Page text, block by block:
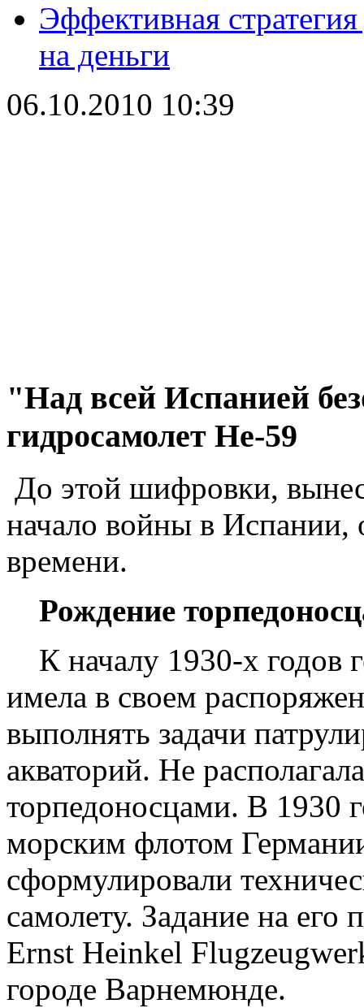
Эффективная
на деньги
06.10.2010 10:39
"Над всей Испанией
гидросамолет Не-59
До этой шифровки,
начало войны в Испании,
времени.
Рождение
К началу 1930-х годов
имела в своем
выполнять задачи
акваторий. Не
торпедоносцами. В 1930
морским флотом
сформулировали
самолету. Задание на
Ernst Heinkel
городе Варнемюнде.